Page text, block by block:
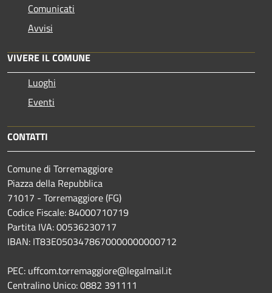
Comunicati
Avvisi
VIVERE IL COMUNE
Luoghi
Eventi
CONTATTI
Comune di Torremaggiore
Piazza della Repubblica
71017 - Torremaggiore (FG)
Codice Fiscale: 84000710719
Partita IVA: 00536230717
IBAN: IT83E0503478670000000000712
PEC: uffcom.torremaggiore@legalmail.it
Centralino Unico: 0882 391111